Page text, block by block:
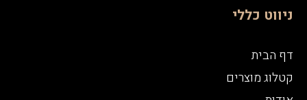
ניווט כללי
דף הבית
קטלוג מוצרים